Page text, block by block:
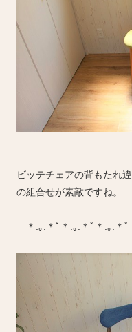
ビッテチェアの背もたれ
の組合せが素敵ですね。
＊.｡.＊ﾟ＊.｡.＊ﾟ＊.｡.＊ﾟ